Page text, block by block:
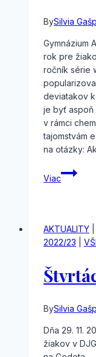
BySilvia
Gymnázium
rok pre
ročník série
deviatakov
je byť aspoň
v rámci
tajomstvám
na otázky:
Viac
pre
AKTUALITY
2022/23
BySilvia
Dňa 29. 11.
žiakov v